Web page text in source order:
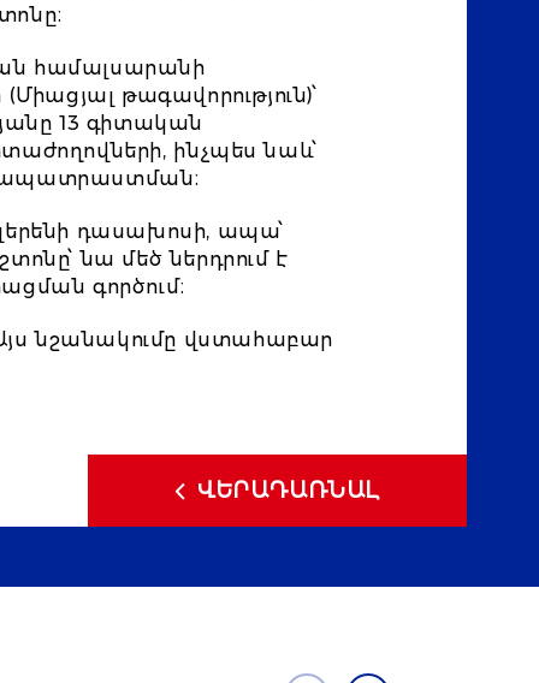
համալսարանի
թագավորություն)՝
13 գիտական
ինչպես նաև՝
դասախոսի, ապա՝
նա մեծ ներդրում է
գործում։
նշանակումը վստահաբար
ՎԵՐԱԴԱՌՆԱԼ